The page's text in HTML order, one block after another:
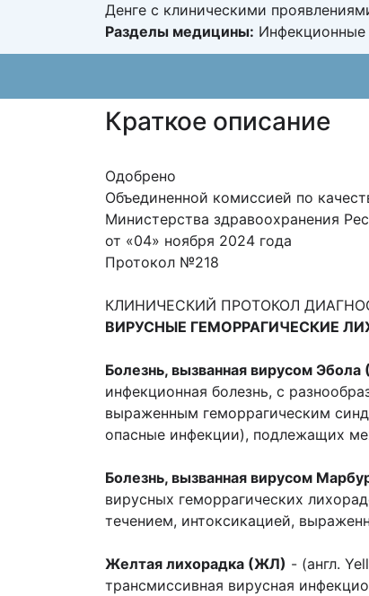
Денге с клиническими
Разделы медицины: Инфекционные
Краткое описание
Одобрено
Объединенной комиссией по
Министерства здравоохранения
от «04» ноября 2024 года
Протокол №218
КЛИНИЧЕСКИЙ ПРОТОКОЛ
ВИРУСНЫЕ ГЕМОРРАГИЧЕСКИЕ
Болезнь, вызванная вирусом
инфекционная болезнь, с
выраженным геморрагическим
опасные инфекции), подлежащих
Болезнь, вызванная вирусом
вирусных геморрагических
течением, интоксикацией,
Желтая лихорадка (ЖЛ) - (англ.
трансмиссивная вирусная